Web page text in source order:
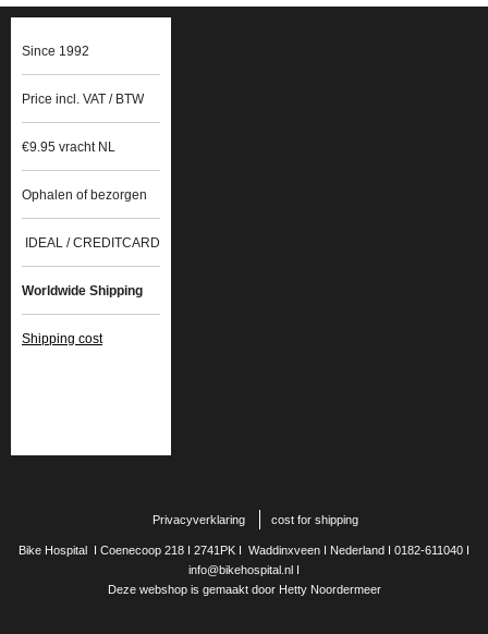
Since 1992
Price incl. VAT / BTW
€9.95 vracht NL
Ophalen of bezorgen
IDEAL / CREDITCARD
Worldwide Shipping
Shipping cost
Privacyverklaring cost for shipping
Bike Hospital I Coenecoop 218 I 2741PK I Waddinxveen I Nederland I 0182-611040 I
info@bikehospital.nl I
Deze webshop is gemaakt door Hetty Noordermeer